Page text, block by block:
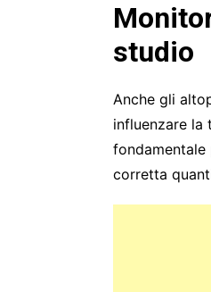
studio
Anche gli
influenzare la
fondamentale
corretta